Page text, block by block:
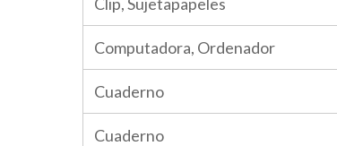
Computadora, Ordenador
Cuaderno
Cuaderno